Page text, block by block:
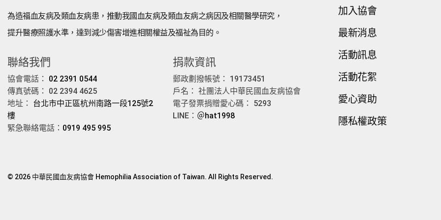
為造福血友病及類血友病患，推動我國血友病及類血友病之病因及相關醫學研究，
提升醫療照護水準，達到減少傷害增進相關權益及福祉為目的。
聯絡我們
協會電話： 02 2391 0544
傳真號碼： 02 2394 4625
地址： 台北市中正區杭州南路一段125號2
樓
緊急聯絡電話： 0919 495 995
捐款資訊
郵政劃撥帳號： 19173451
戶名： 社團法人中華民國血友病協會
電子發票捐贈愛心碼： 5293
LINE： ＠hat1998
© 2026 中華民國血友病協會 Hemophilia Association of Taiwan. All Rights Reserved.
加入協會
最新消息
活動訊息
活動花絮
愛心資助
隱私權政策